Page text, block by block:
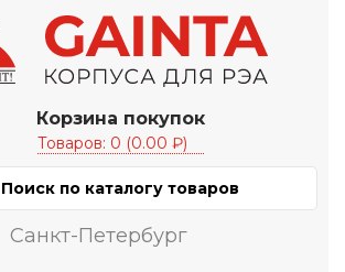
Корзина покупок
Товаров: 0 (0.00 ₽)
Санкт-Петербург